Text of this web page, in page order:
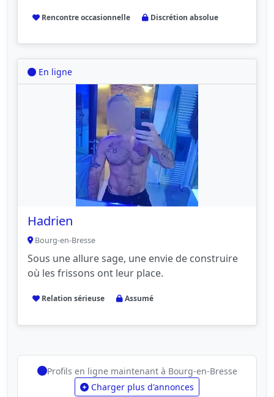
Rencontre occasionnelle Discrétion absolue
En ligne
Hadrien
Bourg-en-Bresse
Sous une allure sage, une envie de construire
où les frissons ont leur place.
Relation sérieuse Assumé
Profils en ligne maintenant à Bourg-en-Bresse
Charger plus d'annonces